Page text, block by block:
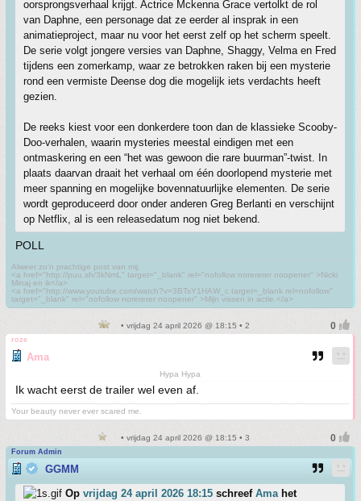
oorsprongsverhaal krijgt. Actrice Mckenna Grace vertolkt de rol
van Daphne, een personage dat ze eerder al insprak in een
animatieproject, maar nu voor het eerst zelf op het scherm speelt.
De serie volgt jongere versies van Daphne, Shaggy, Velma en Fred
tijdens een zomerkamp, waar ze betrokken raken bij een mysterie
rond een vermiste Deense dog die mogelijk iets verdachts heeft
gezien.
De reeks kiest voor een donkerdere toon dan de klassieke Scooby-
Doo-verhalen, waarin mysteries meestal eindigen met een
ontmaskering en een “het was gewoon die rare buurman”-twist. In
plaats daarvan draait het verhaal om één doorlopend mysterie met
meer spanning en mogelijke bovennatuurlijke elementen. De serie
wordt geproduceerd door onder anderen Greg Berlanti en verschijnt
op Netflix, al is een releasedatum nog niet bekend.
POLL
Alweer zo'n prachtige post van mij.
<a href="http://puu.sh/3kNmL" target="_blank" rel="nofollow norererer noopener" >Nicki
Minaj en ik</a>
<a href="http://www.youtube.com/watch?v=3BTsY1HAW_c target=_blank rel=nofollow"
target="_blank" rel="nofollow norererer noopener" >Mijn vissen in actie.</a>
• vrijdag 24 april 2026 @ 18:15 • 2
roze
Ama
Hypa Hypa
Ik wacht eerst de trailer wel even af.
Your beauty never ever scared me.
• vrijdag 24 april 2026 @ 18:15 • 3
Forum Admin
GGMM
Op vrijdag 24 april 2026 18:15 schreef Amahet